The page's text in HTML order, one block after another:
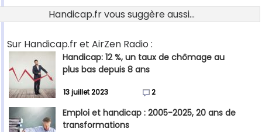
Handicap.fr vous suggère aussi...
Sur Handicap.fr et AirZen Radio :
Handicap: 12 %, un taux de chômage au
plus bas depuis 8 ans
13 juillet 2023 2
Emploi et handicap : 2005-2025, 20 ans de
transformations